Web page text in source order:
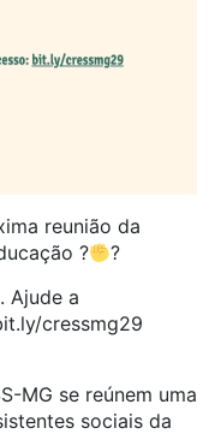
reunião da
?
?
Ajude a
cressmg29
MG se reúnem uma
sociais da